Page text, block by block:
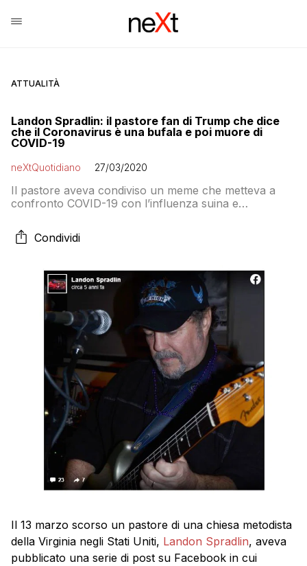
ATTUALITÀ
Landon Spradlin: il pastore fan di Trump che dice
che il Coronavirus è una bufala e poi muore di
COVID-19
neXtQuotidiano 27/03/2020
Il pastore aveva condiviso un meme che metteva a
confronto COVID-19 con l’influenza suina e
dai media per danneggiare Trump. Ieri è deceduto per
complicanze da polmonite di Coronavirus
Condividi
Il 13 marzo scorso un pastore di una chiesa metodista
della Virginia negli Stati Uniti, Landon Spradlin, aveva
pubblicato una serie di post su Facebook in cui